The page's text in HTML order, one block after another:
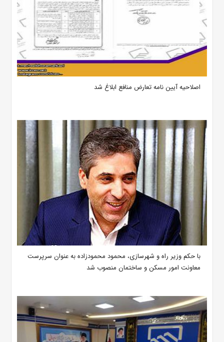
اصلاحیه آیین نامه تعارض منافع ابلاغ شد
با حکم وزیر راه و شهرسازی، محمود محمودزاده به عنوان سرپرست
معاونت امور مسکن و ساختمان منصوب شد